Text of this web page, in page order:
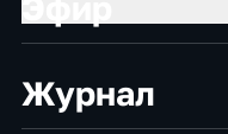
Журнал